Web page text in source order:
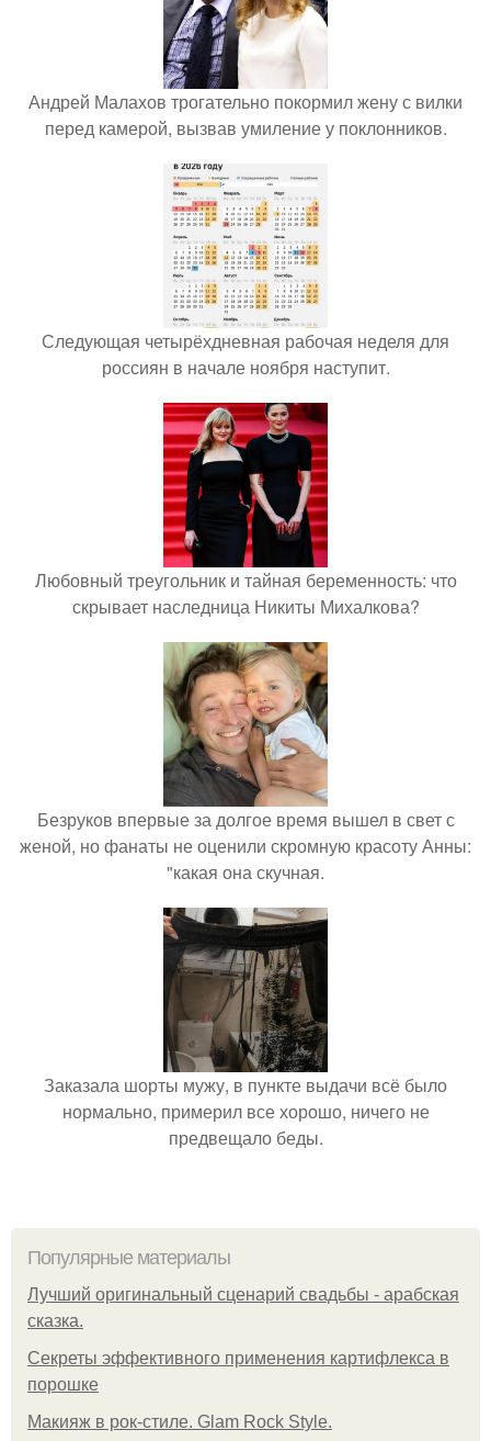
Андрей Малахов трогательно покормил жену с вилки
перед камерой, вызвав умиление у поклонников.
Следующая четырёхдневная рабочая неделя для
россиян в начале ноября наступит.
Любовный треугольник и тайная беременность: что
скрывает наследница Никиты Михалкова?
Безруков впервые за долгое время вышел в свет с
женой, но фанаты не оценили скромную красоту Анны:
"какая она скучная.
Заказала шорты мужу, в пункте выдачи всё было
нормально, примерил все хорошо, ничего не
предвещало беды.
Популярные материалы
Лучший оригинальный сценарий свадьбы - арабская
сказка.
Секреты эффективного применения картифлекса в
порошке
Макияж в рок-стиле. Glam Rock Style.